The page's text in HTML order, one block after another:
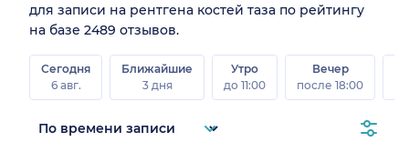
для записи на рентгена костей таза по рейтингу
на базе 2489 отзывов.
Сегодня
6 авг.
Ближайшие
3 дня
Утро
до 11:00
Вечер
после 18:00